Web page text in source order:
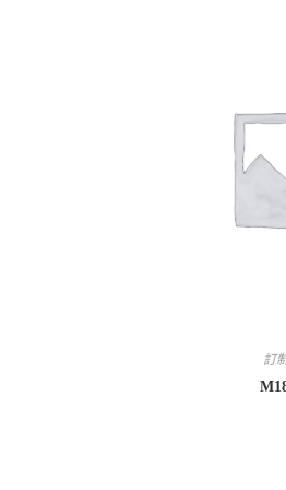
訂